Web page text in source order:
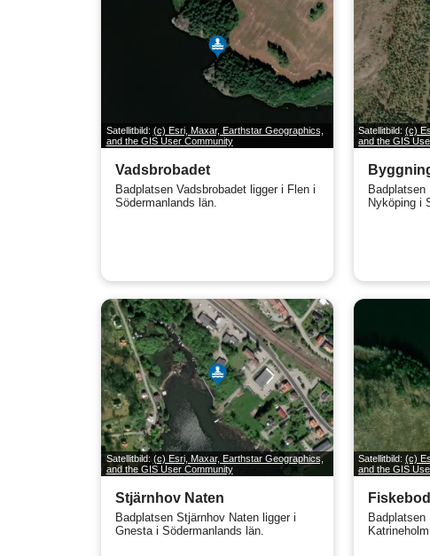
Satellitbild: (c) Esri, Maxar, Earthstar Geographics,
and the GIS User Community
Vadsbrobadet
Badplatsen Vadsbrobadet ligger i Flen i
Södermanlands län.
Satellitbild:(c)
and the GIS
Badplatsen
Nyköping i
Satellitbild:(c) Esri, Maxar, Earthstar Geographics,
and the GIS User Community
Stjärnhov Naten
Badplatsen Stjärnhov Naten ligger i
Gnesta i Södermanlands län.
Satellitbild:(c)
and the GIS
Badplatsen